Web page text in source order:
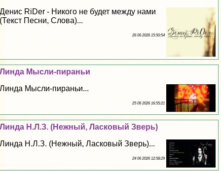
Денис RiDer - Никого не будет между нами
(Текст Песни, Слова)...
26 06 2026 15:50:54
Линда Мысли-пираньи
Линда Мысли-пираньи...
25 06 2026 16:55:21
Линда Н.Л.З. (Нежный, Ласковый Зверь)
Линда Н.Л.З. (Нежный, Ласковый Зверь)...
24 06 2026 12:58:29